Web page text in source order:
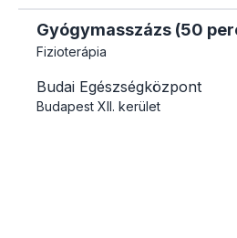
Gyógymasszázs (50
Fizioterápia
Budai Egészségközpont
Budapest XII. kerület